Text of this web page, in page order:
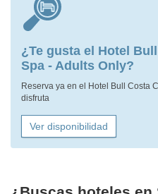
¿Te gusta el Hotel
Spa - Adults Only?
Reserva ya en el Hotel Bull Costa
disfruta
Ver disponibilidad